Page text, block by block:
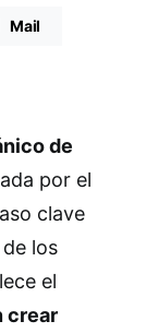
Mail
de
por el
clave
los
el
crear